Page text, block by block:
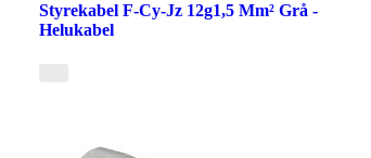
Styrekabel F-Cy-Jz 12g1,5 Mm² Grå -
Helukabel